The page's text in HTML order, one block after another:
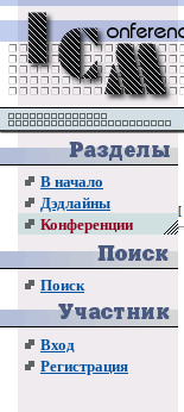
В начало
Дэдлайны
Конференции
Поиск
Вход
Регистрация
[